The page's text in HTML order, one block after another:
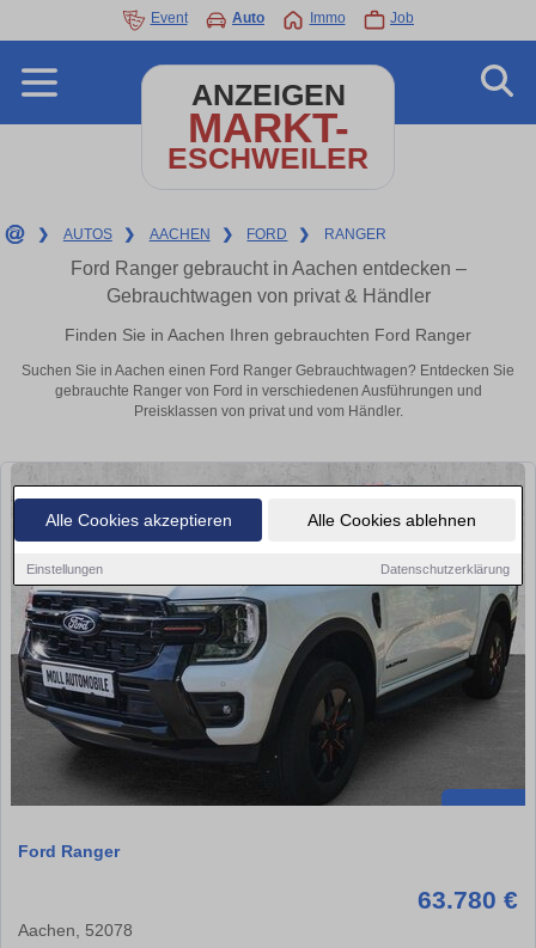
Alle Cookies akzeptieren Alle Cookies ablehnen
Einstellungen Datenschutzerklärung
Event Auto Immo Job
ANZEIGEN
MARKT-
ESCHWEILER
❯ AUTOS ❯ AACHEN ❯ FORD ❯ RANGER
Ford Ranger gebraucht in Aachen entdecken –
Gebrauchtwagen von privat & Händler
Finden Sie in Aachen Ihren gebrauchten Ford Ranger
Suchen Sie in Aachen einen Ford Ranger Gebrauchtwagen? Entdecken Sie
gebrauchte Ranger von Ford in verschiedenen Ausführungen und
Preisklassen von privat und vom Händler.
Ford Ranger
63.780 €
Aachen, 52078